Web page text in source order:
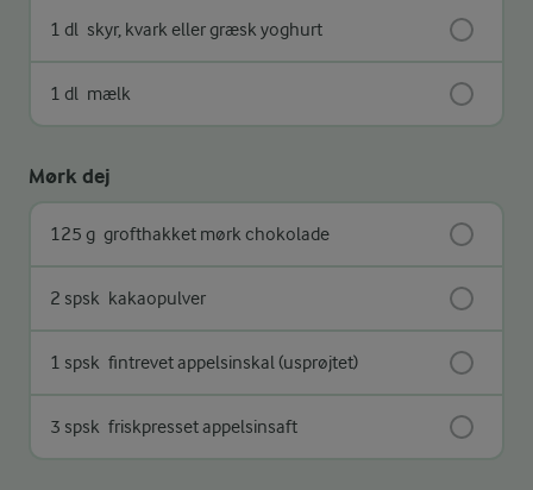
1 dl skyr, kvark eller græsk yoghurt
1 dl mælk
Mørk dej
125 g grofthakket mørk chokolade
2 spsk kakaopulver
1 spsk fintrevet appelsinskal (usprøjtet)
3 spsk friskpresset appelsinsaft